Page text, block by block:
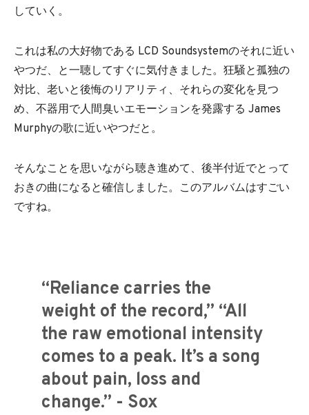
していく。
これは私の大好物である LCD Soundsystemのそれに近い
やつだ、と一聴してすぐに気付きました。狂騒と孤独の
対比、老いと後悔のリアリティ、それらの変化を見つ
め、不器用で人間臭いエモーションを発露する James
Murphyの歌に近いやつだと。
そんなことを思いながら聴き進めて、後半付近でとって
おきの曲になると確信しました。このアルバムはすごい
ですね。
“Reliance carries the
weight of the record,” “All
the raw emotional intensity
comes to a peak. It’s a song
about pain, loss and
change.” - Sox